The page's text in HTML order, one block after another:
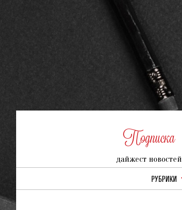
Подписка
дайжест новостей
РУБРИКИ